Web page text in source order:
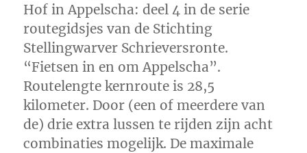
Hof in Appelscha: deel 4 in de serie
routegidsjes van de Stichting
Stellingwarver Schrieversronte.
“Fietsen in en om Appelscha”.
Routelengte kernroute is 28,5
kilometer. Door (een of meerdere van
de) drie extra lussen te rijden zijn acht
combinaties mogelijk. De maximale